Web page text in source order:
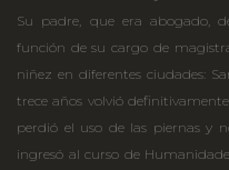
Su padre, que era abogado,
función de su cargo de
niñez en diferentes ciudades:
trece años volvió
perdió el uso de las piernas y
ingresó al curso de